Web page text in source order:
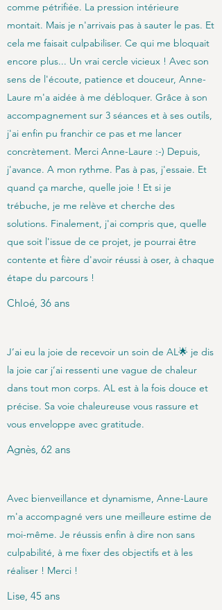
comme pétrifiée. La pression intérieure
montait. Mais je n'arrivais pas à sauter le pas. Et
cela me faisait culpabiliser. Ce qui me bloquait
encore plus... Un vrai cercle vicieux ! Avec son
sens de l'écoute, patience et douceur, Anne-
Laure m'a aidée à me débloquer. Grâce à son
accompagnement sur 3 séances et à ses outils,
j'ai enfin pu franchir ce pas et me lancer
concrètement. Merci Anne-Laure :-) Depuis,
j'avance. A mon rythme. Pas à pas, j'essaie. Et
quand ça marche, quelle joie ! Et si je
trébuche, je me relève et cherche des
solutions. Finalement, j'ai compris que, quelle
que soit l'issue de ce projet, je pourrai être
contente et fière d'avoir réussi à oser, à chaque
étape du parcours !
Chloé, 36 ans
J’ai eu la joie de recevoir un soin de AL🌟 je dis
la joie car j’ai ressenti une vague de chaleur
dans tout mon corps. AL est à la fois douce et
précise. Sa voie chaleureuse vous rassure et
vous enveloppe avec gratitude.
Agnès, 62 ans
Avec bienveillance et dynamisme, Anne-Laure
m'a accompagné vers une meilleure estime de
moi-même. Je réussis enfin à dire non sans
culpabilité, à me fixer des objectifs et à les
réaliser ! Merci !
Lise, 45 ans